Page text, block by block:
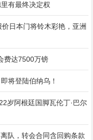
有最终决定权
日本门将铃木彩艳，亚洲
费达7500万镑
将登陆伯纳乌！
岁阿根廷国脚瓦伦丁·巴尔
队，转会合同含回购条款